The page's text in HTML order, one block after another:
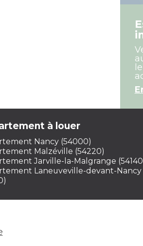
à louer
Nancy (54000)
Malzéville (54220)
Jarville-la-Malgrange
Laneuveville-devant-Nancy